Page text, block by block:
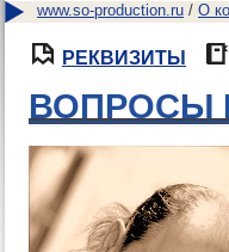
www.so-production.ru / О
РЕКВИЗИТЫ
ВОПРОСЫ